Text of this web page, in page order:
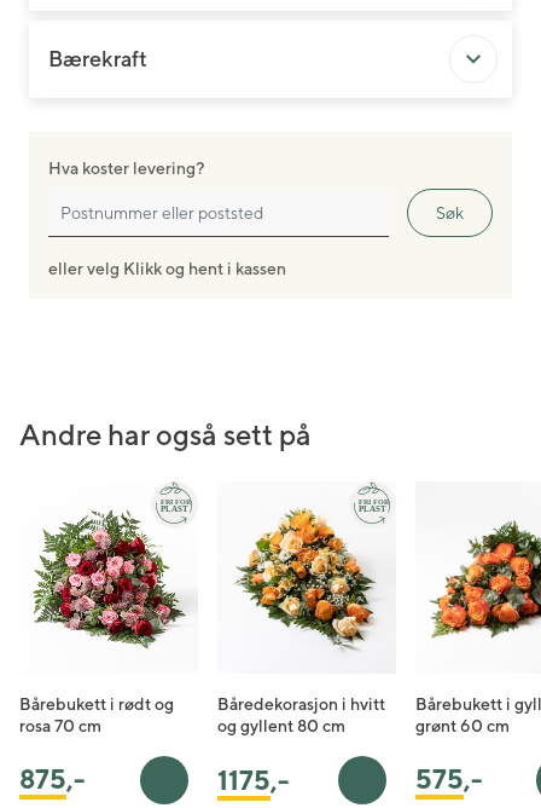
Bærekraft
Hva koster levering?
Søk
eller velg Klikk og hent i kassen
Andre har også sett på
Bårebukett i rødt og
rosa 70 cm
875,- Legg i handlekurv
Båredekorasjon i hvitt
og gyllent 80 cm
1175,- Legg i handlekurv
Bårebukett i
grønt 60 cm
575,-